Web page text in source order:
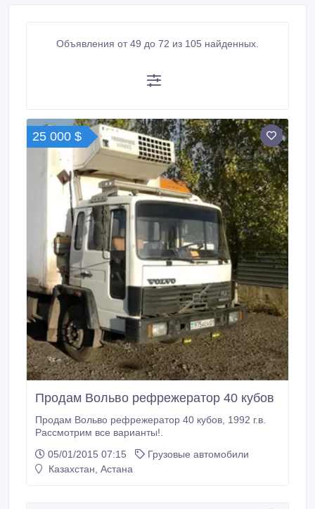
Объявления от 49 до 72 из 105 найденных.
25 000 $
Продам Вольво рефрежератор 40 кубов
Продам Вольво рефрежератор 40 кубов, 1992 г.в.
Рассмотрим все варианты!.
05/01/2015 07:15
Грузовые автомобили
Казахстан, Астана